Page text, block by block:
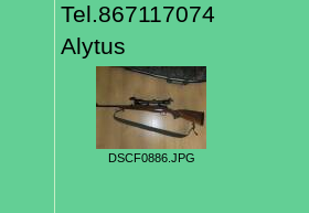
Tel.867117074
Alytus
DSCF0886.JPG